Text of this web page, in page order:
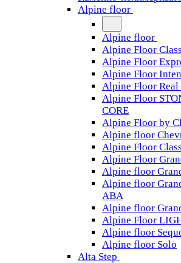
Alpine floor
Alpine floor
Alpine Floor
Alpine Floor
Alpine Floor
Alpine Floor Real
Alpine Floor
CORE
Alpine Floor by
Alpine floor
Alpine Floor
Alpine Floor
Alpine floor
Alpine floor
ABA
Alpine floor
Alpine Floor
Alpine floor
Alpine floor Solo
Alta Step